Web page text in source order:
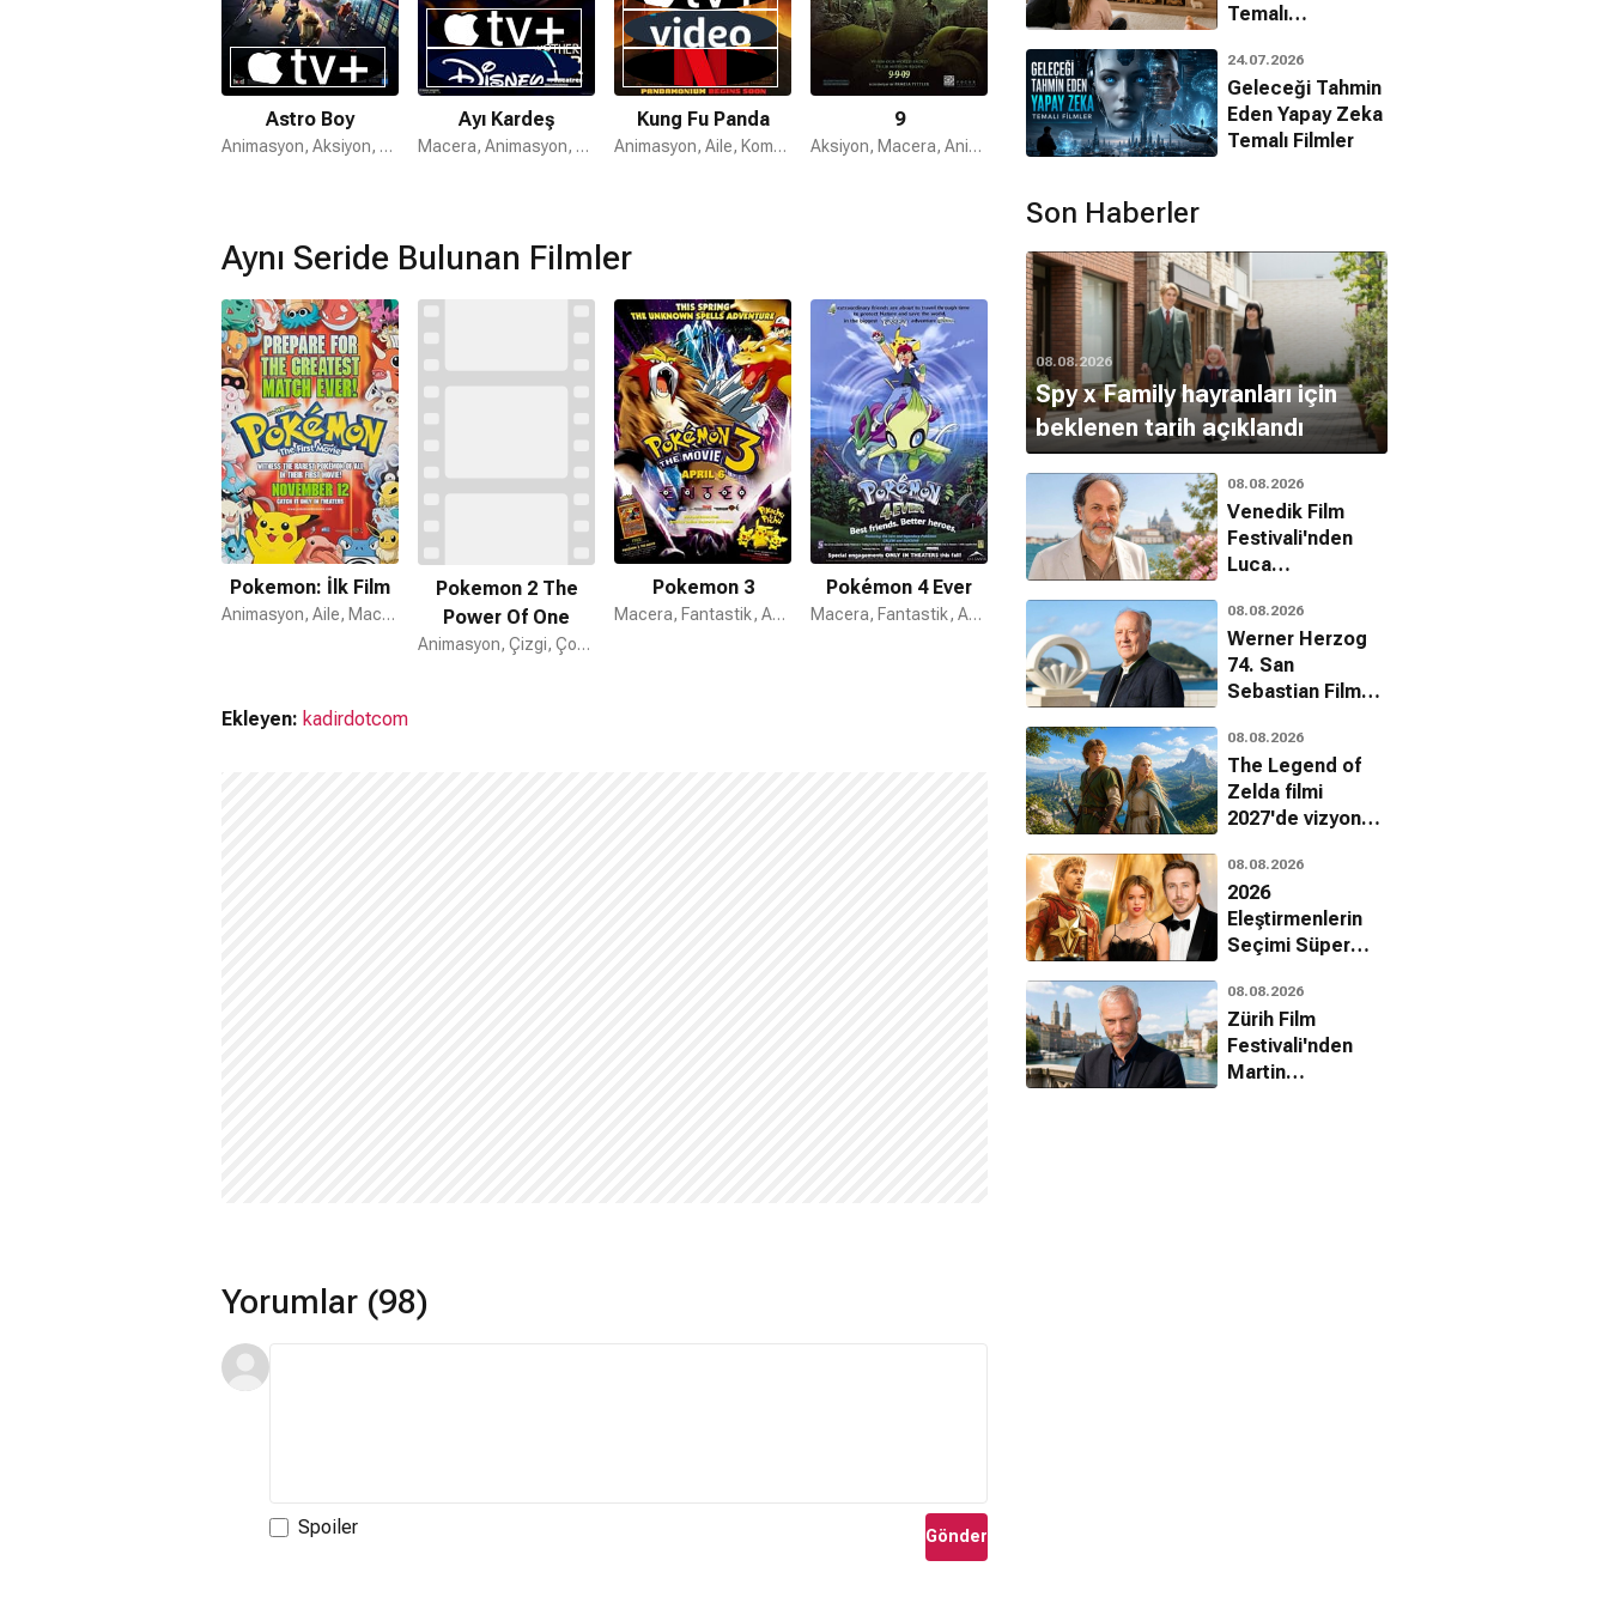
Astro Boy
Animasyon, Aksiyon, Aile
Ayı Kardeş
Macera, Animasyon, Aile
Kung Fu Panda
Animasyon, Aile, Komedi
9
Aksiyon, Macera, Animasyon
Cesur
Animasyon, Macera, Komedi
Define Gezegeni
Aynı Seride Bulunan Filmler
Pokemon: İlk Film
Animasyon, Aile, Macera
Pokemon 2 The
Power Of One
Animasyon, Çizgi, Çocuk
Pokemon 3
Macera, Fantastik, Animasyon
Pokémon 4 Ever
Macera, Fantastik, Animasyon
Ekleyen: kadirdotcom
Yorumlar (98)
Spoiler Gönder
Temalı
Filmleri
24.07.2026
Geleceği Tahmin
Eden Yapay Zeka
Temalı Filmler
Son Haberler
08.08.2026
Spy x Family hayranları için
beklenen tarih açıklandı
08.08.2026
Venedik Film
Festivali'nden
Luca
onur ödülü
08.08.2026
Werner Herzog
74. San
Sebastian Film
ödülü alacak
08.08.2026
The Legend of
Zelda filmi
2027'de vizyona
08.08.2026
2026
Eleştirmenlerin
Seçimi Süper
sahiplerini buldu
08.08.2026
Zürih Film
Festivali'nden
Martin